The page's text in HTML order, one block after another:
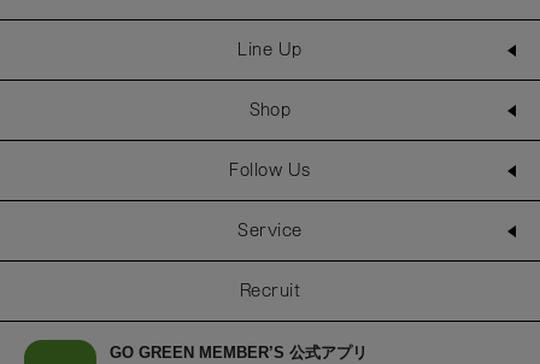
Line Up
Shop
Follow Us
Service
Recruit
GO GREEN MEMBER’S 公式アプリ